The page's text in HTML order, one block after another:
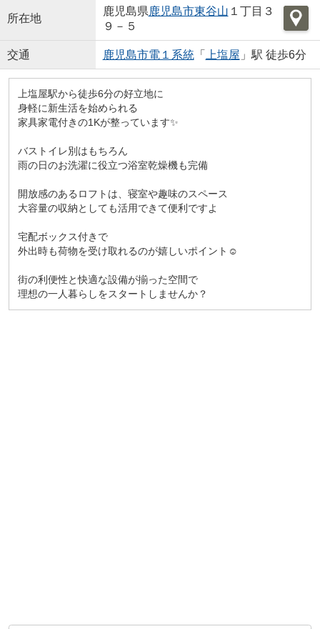
所在地
鹿児島県鹿児島市東谷山 １丁目３
９－５
交通 鹿児島市電１系統「 上塩屋 」駅 徒歩6分
上塩屋駅から徒歩6分の好立地に
身軽に新生活を始められる
家具家電付きの1Kが整っています✨
バストイレ別はもちろん
雨の日のお洗濯に役立つ浴室乾燥機も完備
開放感のあるロフトは、寝室や趣味のスペース
大容量の収納としても活用できて便利ですよ
宅配ボックス付きで
外出時も荷物を受け取れるのが嬉しいポイント☺
街の利便性と快適な設備が揃った空間で
理想の一人暮らしをスタートしませんか？